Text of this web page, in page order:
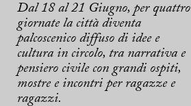
Dal 18 al 21 Giugno, per quattro
giornate la città diventa
palcoscenico diffuso di idee e
cultura in circolo, tra narrativa e
pensiero civile con grandi ospiti,
mostre e incontri per ragazze e
ragazzi.